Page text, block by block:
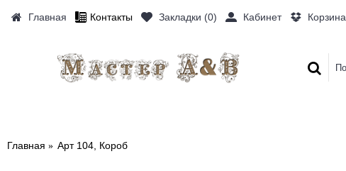
Главная Контакты Закладки (0) Кабинет Корзина
Главная Арт 104, Короб